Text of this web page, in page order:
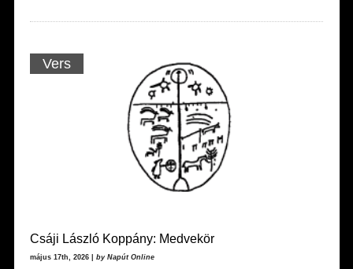
Vers
Csáji László Koppány: Medvekör
május 17th, 2026 | by Napút Online